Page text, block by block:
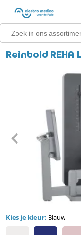
Reinbold
Kies je kleur: Blauw